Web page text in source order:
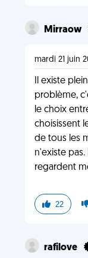
Mirraow
mardi 21 juin
Il existe
problème,
le choix
choisissent
de tous les
n'existe pas.
regardent
22
rafilove